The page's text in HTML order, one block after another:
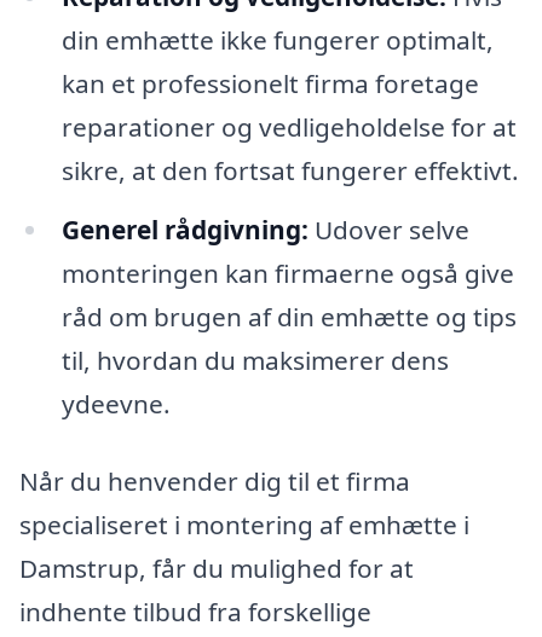
din emhætte ikke fungerer optimalt,
kan et professionelt firma foretage
reparationer og vedligeholdelse for at
sikre, at den fortsat fungerer effektivt.
Generel rådgivning: Udover selve
monteringen kan firmaerne også give
råd om brugen af din emhætte og tips
til, hvordan du maksimerer dens
ydeevne.
Når du henvender dig til et firma
specialiseret i montering af emhætte i
Damstrup, får du mulighed for at
indhente tilbud fra forskellige